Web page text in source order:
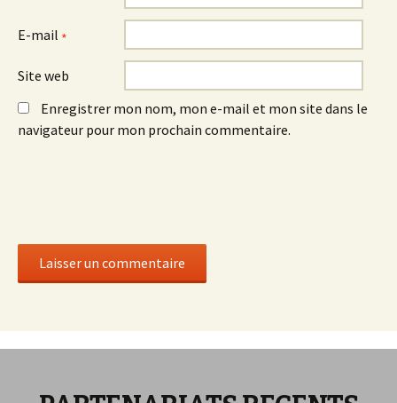
E-mail *
Site web
Enregistrer mon nom, mon e-mail et mon site dans le
navigateur pour mon prochain commentaire.